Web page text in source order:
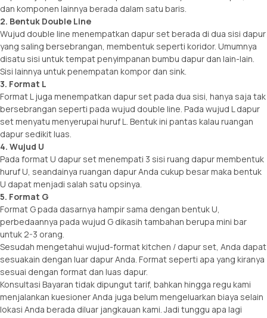
dan komponen lainnya berada dalam satu baris.
2. Bentuk Double Line
Wujud double line menempatkan dapur set berada di dua sisi dapur
yang saling bersebrangan, membentuk seperti koridor. Umumnya
disatu sisi untuk tempat penyimpanan bumbu dapur dan lain-lain.
Sisi lainnya untuk penempatan kompor dan sink.
3. Format L
Format L juga menempatkan dapur set pada dua sisi, hanya saja tak
bersebrangan seperti pada wujud double line. Pada wujud L dapur
set menyatu menyerupai huruf L. Bentuk ini pantas kalau ruangan
dapur sedikit luas.
4. Wujud U
Pada format U dapur set menempati 3 sisi ruang dapur membentuk
huruf U, seandainya ruangan dapur Anda cukup besar maka bentuk
U dapat menjadi salah satu opsinya.
5. Format G
Format G pada dasarnya hampir sama dengan bentuk U,
perbedaannya pada wujud G dikasih tambahan berupa mini bar
untuk 2-3 orang.
Sesudah mengetahui wujud-format kitchen / dapur set, Anda dapat
sesuakain dengan luar dapur Anda. Format seperti apa yang kiranya
sesuai dengan format dan luas dapur.
Konsultasi Bayaran tidak dipungut tarif, bahkan hingga regu kami
menjalankan kuesioner Anda juga belum mengeluarkan biaya selain
lokasi Anda berada diluar jangkauan kami. Jadi tunggu apa lagi